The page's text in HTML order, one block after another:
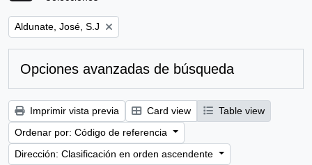
Remove filter:
Aldunate, José, S.J
Opciones avanzadas de búsqueda
Imprimir vista previa Card view
Table view
Ordenar por: Código de referencia
Dirección: Clasificación en orden ascendente